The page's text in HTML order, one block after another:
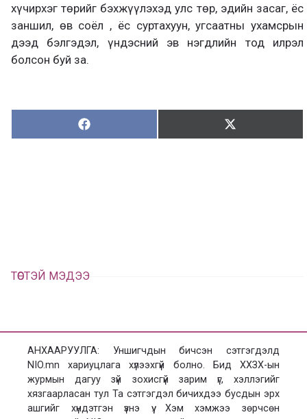
хүчирхэг төрийг бэхжүүлэхэд улс төр, эдийн засаг, ёс
заншил, өв соёл , ёс суртахуун, угсаатны ухамсрын
дээд бэлгэдэл, үндэсний эв нэгдлийн тод илрэл
болсон буй за.
Хуваалцах:
Х
у
Түгээх:
Т
ү
ТӨСТЭЙ МЭДЭЭ
АНХААРУУЛГА: Уншигчдын бичсэн сэтгэгдэлд
NIO.mn хариуцлага хүлээхгүй болно. Бид ХХЗХ-ын
журмын дагуу зүй зохисгүй зарим үг, хэллэгийг
хязгаарласан тул Та сэтгэгдэл бичихдээ бусдын эрх
ашгийг хүндэтгэн үзнэ үү. Хэм хэмжээ зөрчсөн